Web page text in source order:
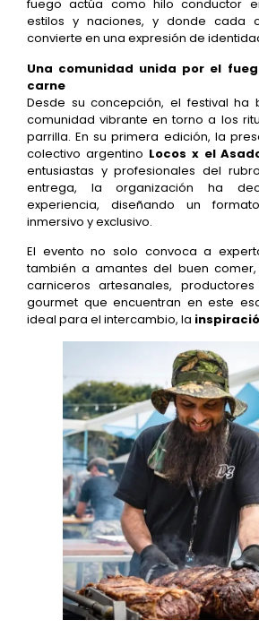
fuego actúa como hilo conductor
estilos y naciones, y donde cada
convierte en una expresión de
Una comunidad unida por el
carne
Desde su concepción, el festival ha
comunidad vibrante en torno a los
parrilla. En su primera edición, la
colectivo argentino Locos x el
entusiastas y profesionales del
entrega, la organización ha
experiencia, diseñando un
inmersivo y exclusivo.
El evento no solo convoca a
también a amantes del buen comer,
carniceros artesanales,
gourmet que encuentran en este
ideal para el intercambio, la